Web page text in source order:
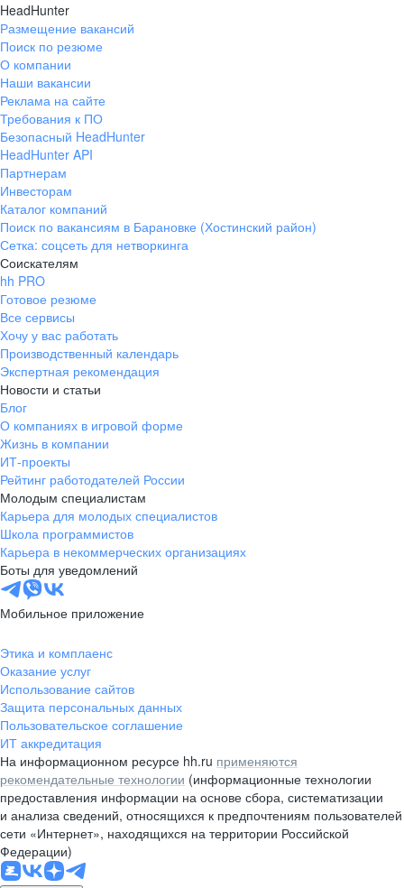
HeadHunter
Размещение вакансий
Поиск по резюме
О компании
Наши вакансии
Реклама на сайте
Требования к ПО
Безопасный HeadHunter
HeadHunter API
Партнерам
Инвесторам
Каталог компаний
Поиск по вакансиям в Барановке (Хостинский район)
Сетка: соцсеть для нетворкинга
Соискателям
hh PRO
Готовое резюме
Все сервисы
Хочу у вас работать
Производственный календарь
Экспертная рекомендация
Новости и статьи
Блог
О компаниях в игровой форме
Жизнь в компании
ИТ-проекты
Рейтинг работодателей России
Молодым специалистам
Карьера для молодых специалистов
Школа программистов
Карьера в некоммерческих организациях
Боты для уведомлений
Мобильное приложение
Этика и комплаенс
Оказание услуг
Использование сайтов
Защита персональных данных
Пользовательское соглашение
ИТ аккредитация
На информационном ресурсе hh.ru применяются
рекомендательные технологии (информационные технологии
предоставления информации на основе сбора, систематизации
и анализа сведений, относящихся к предпочтениям пользователей
сети «Интернет», находящихся на территории Российской
Федерации)